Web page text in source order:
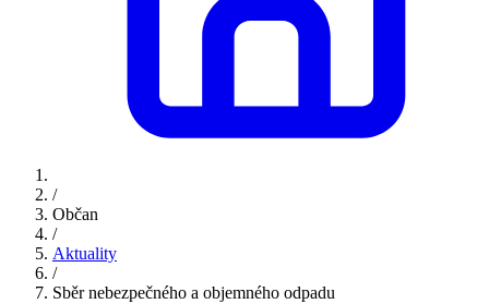
/
Občan
/
Aktuality
/
Sběr nebezpečného a objemného odpadu